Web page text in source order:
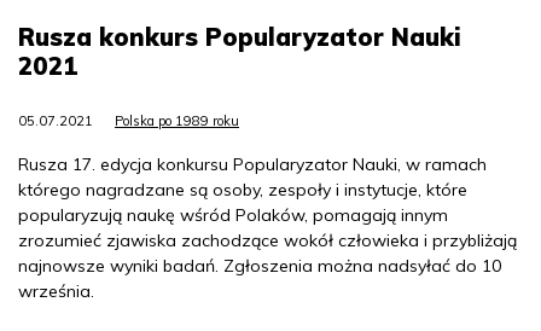
Rusza konkurs Popularyzator Nauki
2021
05.07.2021 Polska po 1989 roku
Rusza 17. edycja konkursu Popularyzator Nauki, w ramach
którego nagradzane są osoby, zespoły i instytucje, które
popularyzują naukę wśród Polaków, pomagają innym
zrozumieć zjawiska zachodzące wokół człowieka i przybliżają
najnowsze wyniki badań. Zgłoszenia można nadsyłać do 10
września.